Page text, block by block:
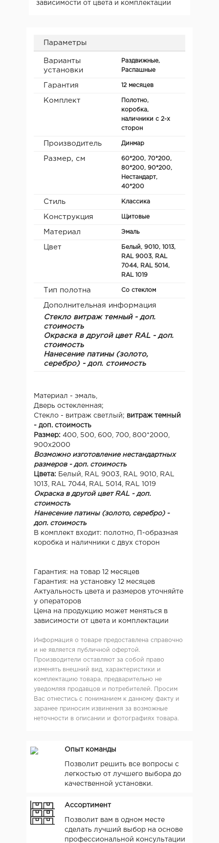
зависимости от цвета и комплектации
Параметры
Варианты
установки
Раздвижные,
Распашные
Гарантия 12 месяцев
Комплект
Полотно,
коробка,
наличники с 2-х
сторон
Производитель Динмар
Размер, см
60*200, 70*200,
80*200, 90*200,
Нестандарт,
40*200
Стиль Классика
Конструкция Щитовые
Материал Эмаль
Цвет
Белый, 9010, 1013,
RAL 9003, RAL
7044, RAL 5014,
RAL 1019
Тип полотна Со стеклом
Дополнительная информация
Стекло витраж темный - доп.
стоимость
Окраска в другой цвет RAL - доп.
стоимость
Нанесение патины (золото,
серебро) - доп. стоимость
Материал - эмаль,
Дверь остекленная;
Стекло - витраж светлый; витраж темный
- доп. стоимость
Размер: 400, 500, 600, 700, 800*2000,
900х2000
Возможно изготовление нестандартных
размеров - доп. стоимость
Цвета: Белый, RAL 9003, RAL 9010, RAL
1013, RAL 7044, RAL 5014, RAL 1019
Окраска в другой цвет RAL - доп.
стоимость
Нанесение патины (золото, серебро) -
доп. стоимость
В комплект входит: полотно, П-образная
коробка и наличники с двух сторон
Гарантия: на товар 12 месяцев
Гарантия: на установку 12 месяцев
Актуальность цвета и размеров уточняйте
у операторов
Цена на продукцию может меняться в
зависимости от цвета и комплектации
Информация о товаре предоставлена справочно
и не является публичной офертой.
Производители оставляют за собой право
изменять внешний вид, характеристики и
комплектацию товара, предварительно не
уведомляя продавцов и потребителей. Просим
Вас отнестись с пониманием к данному факту и
заранее приносим извинения за возможные
неточности в описании и фотографиях товара.
Опыт команды
Позволит решить все вопросы с
легкостью от лучшего выбора до
качественной установки.
Ассортимент
Позволит вам в одном месте
сделать лучший выбор на основе
профессиональной консультации